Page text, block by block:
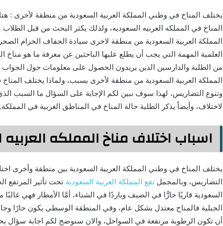
يختلف المناخ في وطني المملكة العربية السعودية من منطقة لأخرى :
المناخ في المملكه العربيه السعوديه، ولذلك يكثر البحث من قبل
المملكة العربية السعودية من منطقة لاخرى سيادة الجفاف الحزام
العلمية المهمة التي يجب أن يطلع عليها الباحثين عن معرفة ما هو مناخ
من الطلبة والدارسين الذين يريدون الحصول على معلومات حول
المملكة العربية السعودية من منطقة لأخرى بسبب، ولماذا يختلف
وتنوع التضاريس، لهذا سوف نبين لكم الإجابة على السؤال ما السبب
لاختلاف، وأيضاً يذكر الطلبة حالة المناخ في المناطق الغربية في المملكة.
اسباب اختلاف مناخ المملكه
يختلف المناخ في وطني المملكة العربية السعودية بين منطقة وأخرى
التضاريس، وبالمجمل تقع المملكة العربية السعودية تحت تأثير المرتفع
السعودية قاريًا حارًّا في الصيف وباردًا في الشتاء، أمَّا الأمطار فهي
الجبلية فالمناح معتدل بشكل عام، وفي المنطقة الوسطى يكون حارًا
أن تكون الرطوبة مرتفعة في السواحل، والان سنوضح لكم اجابة سؤال